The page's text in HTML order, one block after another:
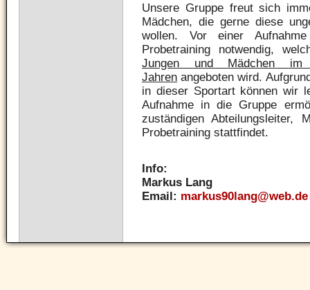
Unsere Gruppe freut sich
Mädchen, die gerne diese
wollen. Vor einer
Probetraining notwendig,
Jungen und Mädchen
Jahren angeboten wird.
in dieser Sportart können wir
Aufnahme in die Gruppe
zuständigen Abteilungsleiter,
Probetraining stattfindet.
Info:
Markus Lang
Email: markus90lang@web.de
Navigation